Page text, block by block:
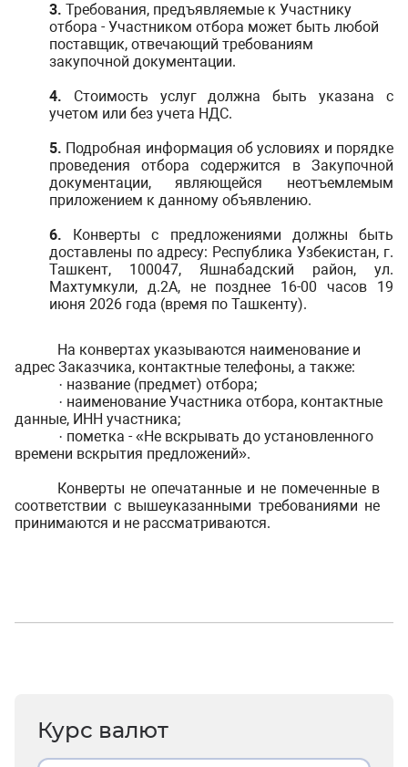
3. Требования, предъявляемые к Участнику
отбора - Участником отбора может быть любой
поставщик, отвечающий требованиям
закупочной документации.
4. Стоимость услуг должна быть указана с
учетом или без учета НДС.
5. Подробная информация об условиях и порядке
проведения отбора содержится в Закупочной
документации, являющейся неотъемлемым
приложением к данному объявлению.
6. Конверты с предложениями должны быть
доставлены по адресу: Республика Узбекистан, г.
Ташкент, 100047, Яшнабадский район, ул.
Махтумкули, д.2А, не позднее 16-00 часов 19
июня 2026 года (время по Ташкенту).
На конвертах указываются наименование и
адрес Заказчика, контактные телефоны, а также:
· название (предмет) отбора;
· наименование Участника отбора, контактные
данные, ИНН участника;
· пометка - «Не вскрывать до установленного
времени вскрытия предложений».
Конверты не опечатанные и не помеченные в
соответствии с вышеуказанными требованиями не
принимаются и не рассматриваются.
Курс валют